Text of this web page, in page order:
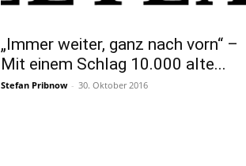
„Immer weiter, ganz nach vorn“ –
Mit einem Schlag 10.000 alte...
Stefan Pribnow - 30. Oktober 2016